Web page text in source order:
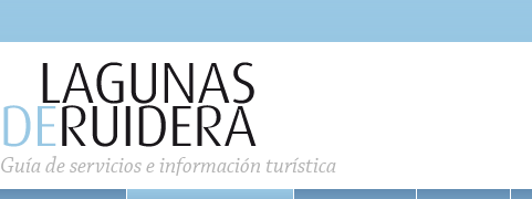
Guía de servicios e información turística